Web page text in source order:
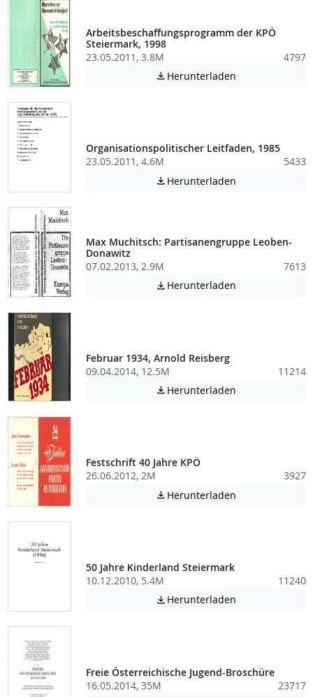
Arbeitsbeschaffungsprogramm der KPÖ
Steiermark, 1998
23.05.2011, 3.8M
4797
 Herunterladen
Organisationspolitischer Leitfaden, 1985
23.05.2011, 4.6M
5433
 Herunterladen
Max Muchitsch: Partisanengruppe Leoben-
Donawitz
07.02.2013, 2.9M
7613
 Herunterladen
Februar 1934, Arnold Reisberg
09.04.2014, 12.5M
11214
 Herunterladen
Festschrift 40 Jahre KPÖ
26.06.2012, 2M
3927
 Herunterladen
50 Jahre Kinderland Steiermark
10.12.2010, 5.4M
11240
 Herunterladen
Freie Österreichische Jugend-Broschüre
16.05.2014, 35M
23717